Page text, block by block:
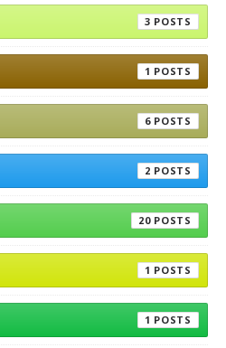
3
1
6
2
20
1
1